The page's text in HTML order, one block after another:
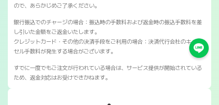
ので、あらかじめご了承ください。
銀行振込でのチャージの場合：振込時の手数料および返金時の振込手数料を差
し引いた金額をご返金いたします。
クレジットカード・その他の決済手段をご利用の場合：決済代行会社のキャン
セル手数料が発生する場合がございます。
すでに一度でもご注文が行われている場合は、サービス提供が開始されている
ため、返金対応はお受けできかねます。